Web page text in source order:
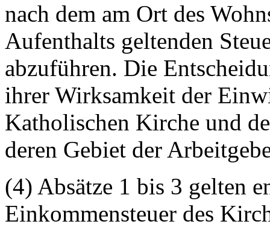
nach dem am Ort des
Aufenthalts geltenden
abzuführen. Die
ihrer Wirksamkeit der
Katholischen Kirche und
deren Gebiet der
(4) Absätze 1 bis 3 gelten
Einkommensteuer des